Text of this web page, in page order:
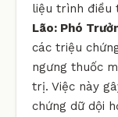
liệu trình điều
Lão: Phó
các triệu
ngưng thuốc
trị. Việc này
chứng dữ dội